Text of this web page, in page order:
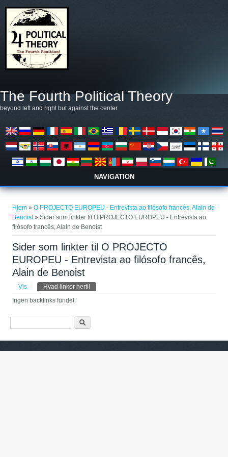
The Fourth Political Theory
beyond left and right but against the center
NAVIGATION
Hjem »O PROJECTO EUROPEU - Entrevista ao filósofo francês, Alain de
Benoist» Sider som linkter til O PROJECTO EUROPEU - Entrevista ao
filósofo francês, Alain de Benoist
Sider som linkter til O PROJECTO
EUROPEU - Entrevista ao filósofo francês,
Alain de Benoist
Primære faneblade
Vis Hvad linker hertil
Ingen backlinks fundet.